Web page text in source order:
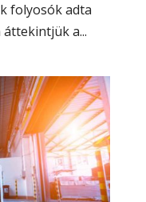
folyosók adta
a...